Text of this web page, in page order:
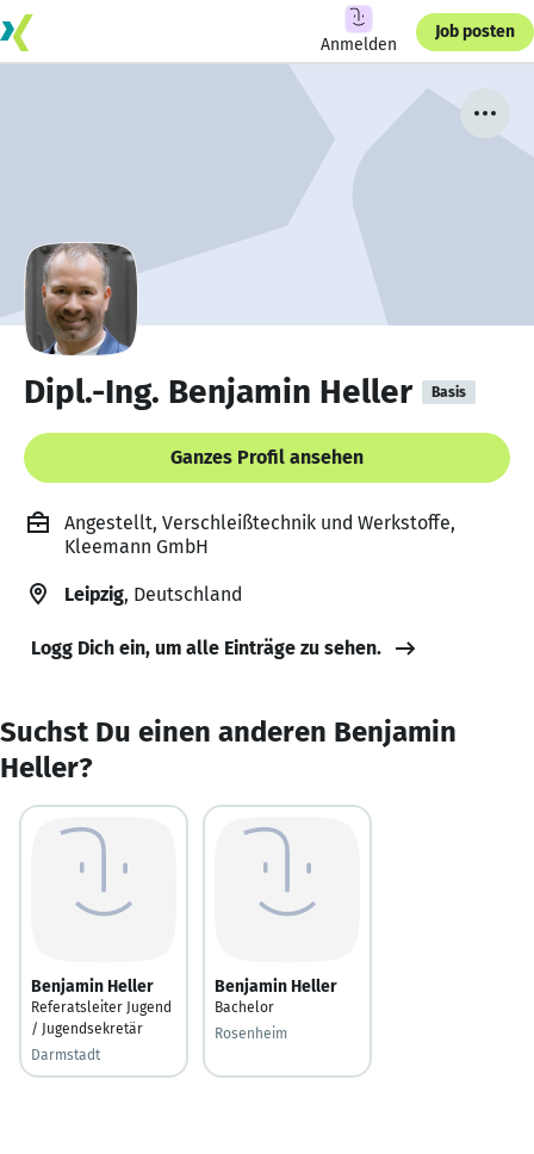
Anmelden
Job posten
Dipl.-Ing. Benjamin Heller Basis
Ganzes Profil ansehen
Angestellt, Verschleißtechnik und Werkstoffe,
Kleemann GmbH
Leipzig, Deutschland
Logg Dich ein, um alle Einträge zu sehen.
Suchst Du einen anderen Benjamin
Heller?
Benjamin Heller
Referatsleiter Jugend
/ Jugendsekretär
Darmstadt
Benjamin Heller
Bachelor
Rosenheim